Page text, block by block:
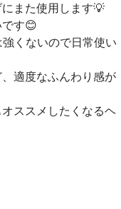
また使用します💡
す😊
くないので日常使い
適度なふんわり感が
ススメしたくなるヘ